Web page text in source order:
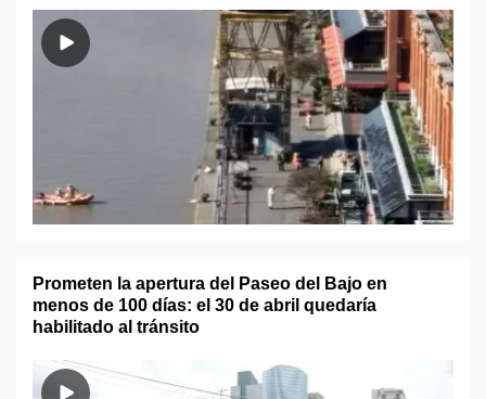
Prometen la apertura del Paseo del Bajo en
menos de 100 días: el 30 de abril quedaría
habilitado al tránsito